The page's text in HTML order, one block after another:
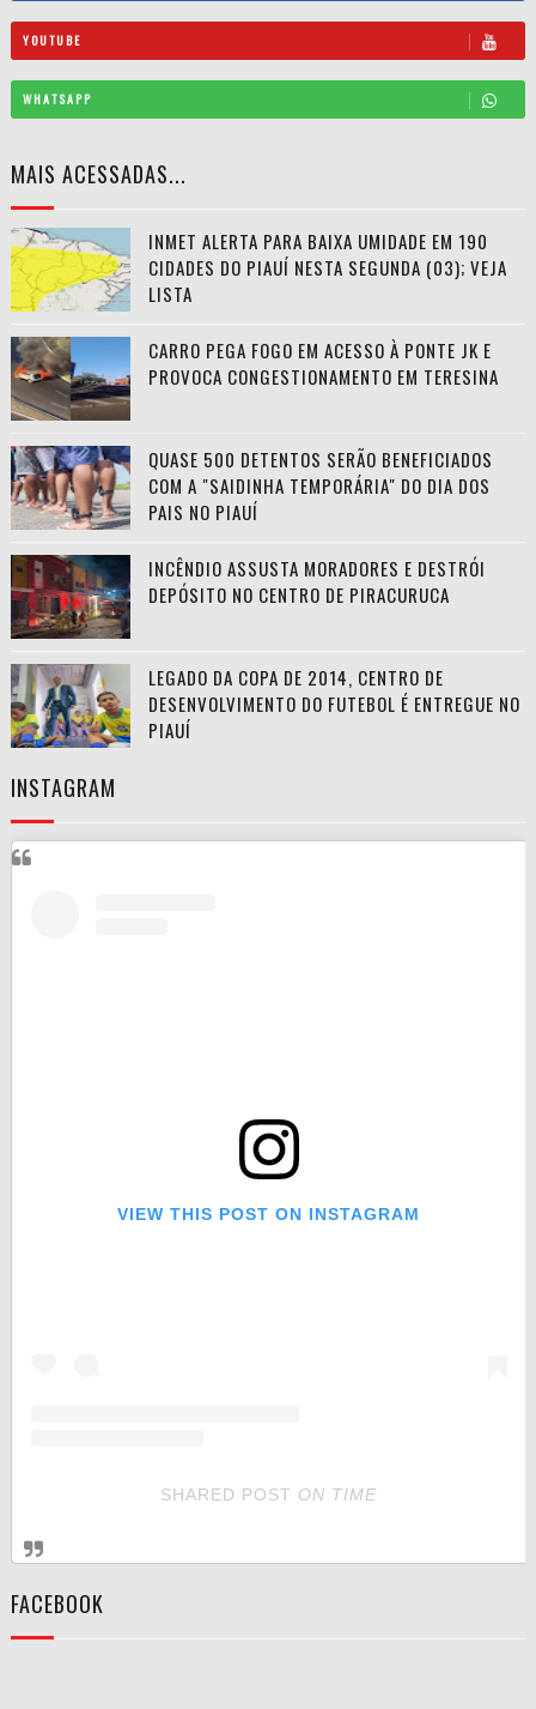
YOUTUBE
WHATSAPP
MAIS ACESSADAS...
INMET ALERTA PARA BAIXA UMIDADE EM 190
CIDADES DO PIAUÍ NESTA SEGUNDA (03); VEJA
LISTA
CARRO PEGA FOGO EM ACESSO À PONTE JK E
PROVOCA CONGESTIONAMENTO EM TERESINA
QUASE 500 DETENTOS SERÃO BENEFICIADOS
COM A "SAIDINHA TEMPORÁRIA" DO DIA DOS
PAIS NO PIAUÍ
INCÊNDIO ASSUSTA MORADORES E DESTRÓI
DEPÓSITO NO CENTRO DE PIRACURUCA
LEGADO DA COPA DE 2014, CENTRO DE
DESENVOLVIMENTO DO FUTEBOL É ENTREGUE NO
PIAUÍ
INSTAGRAM
VIEW THIS POST ON INSTAGRAM
SHARED POST ON TIME
FACEBOOK